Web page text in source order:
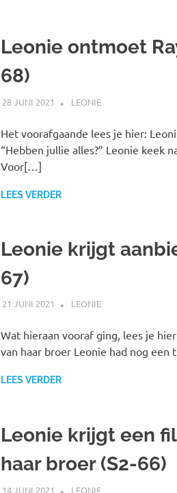
Leonie ontmoet
68)
28 JUNI 2021 MARJOLEIN
LEONIE
Het voorafgaande lees je hier:
“Hebben jullie alles?” Leonie keek
Voor[…]
LEES VERDER
Leonie krijgt
67)
21 JUNI 2021 MARJOLEIN
LEONIE
Wat hieraan vooraf ging, lees je
van haar broer Leonie had nog
LEES VERDER
Leonie krijgt een
haar broer (S2-66)
14 JUNI 2021 MARJOLEIN
LEONIE